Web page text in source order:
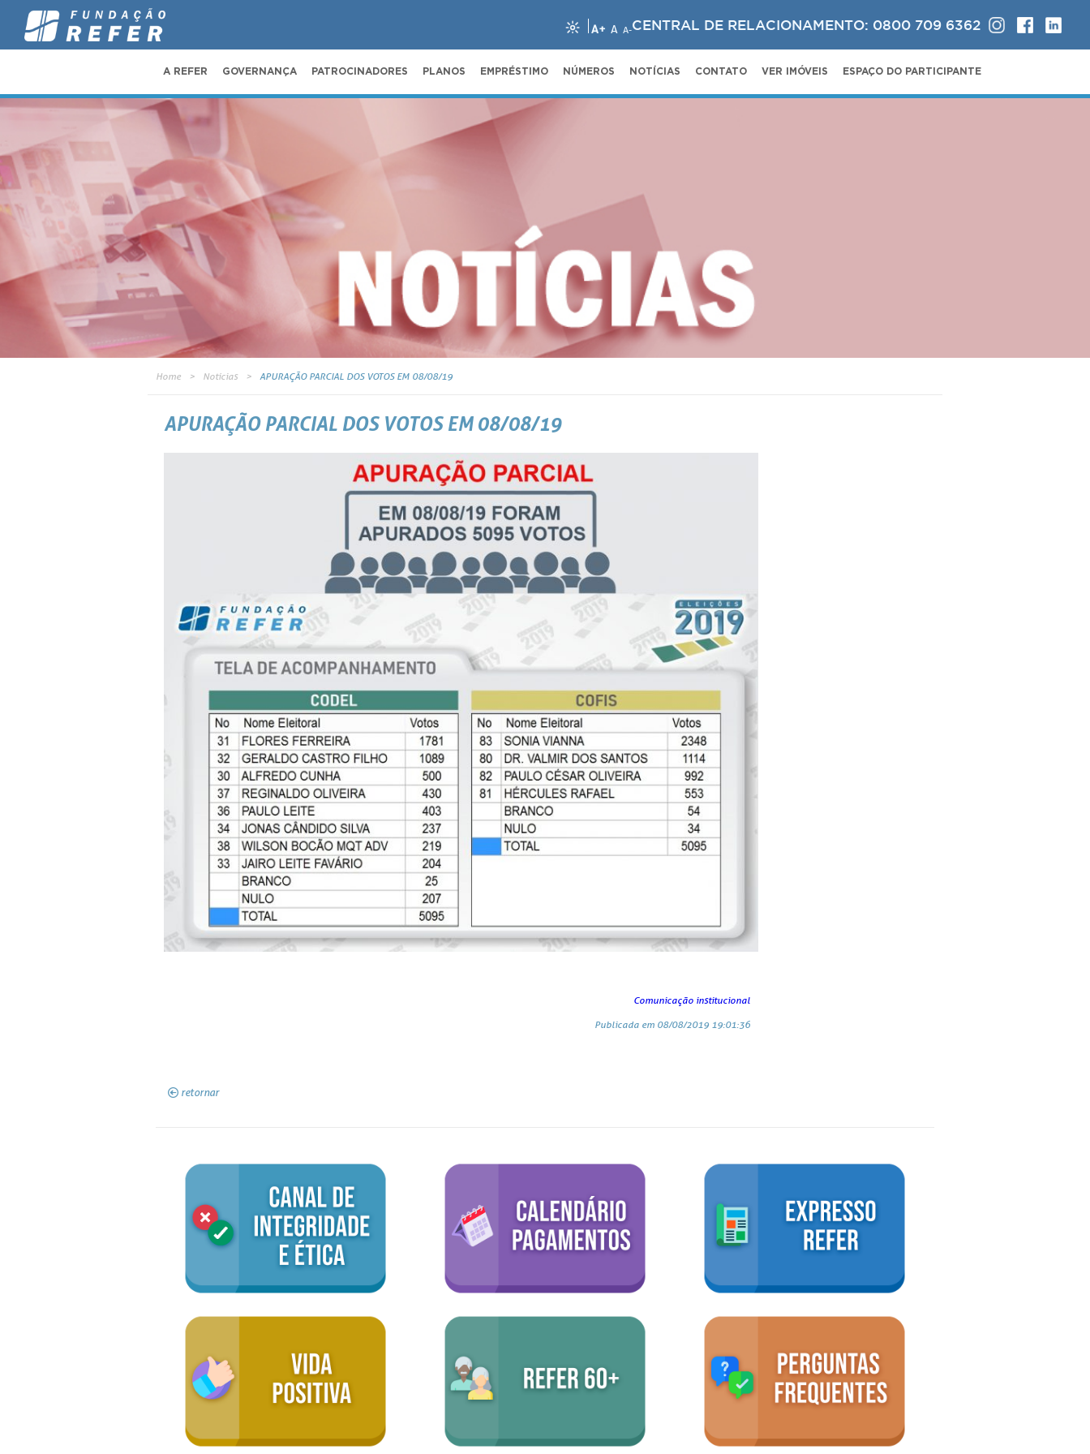
A+ A A-CENTRAL DE RELACIONAMENTO: 0800 709 6362
A REFER GOVERNANÇA PATROCINADORES PLANOS EMPRÉSTIMO NÚMEROS NOTÍCIAS CONTATO VER IMÓVEIS ESPAÇO DO PARTICIPANTE
Home Notícias APURAÇÃO PARCIAL DOS VOTOS EM 08/08/19
APURAÇÃO PARCIAL DOS VOTOS EM 08/08/19
Comunicação institucional
Publicada em 08/08/2019 19:01:36
retornar